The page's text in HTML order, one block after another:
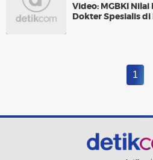
Video: MGBKI
Dokter Spesialis
1